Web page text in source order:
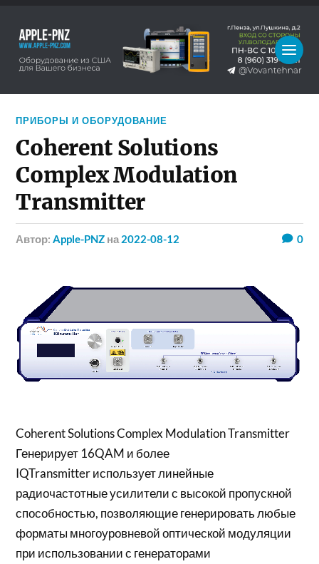
ПРИБОРЫ И ОБОРУДОВАНИЕ
Coherent Solutions
Complex Modulation
Transmitter
Автор:Apple-PNZ на 2022-08-12 0
Coherent Solutions Complex Modulation Transmitter
Генерирует 16QAM и более
IQTransmitter использует линейные
радиочастотные усилители с высокой пропускной
способностью, позволяющие генерировать любые
форматы многоуровневой оптической модуляции
при использовании с генераторами